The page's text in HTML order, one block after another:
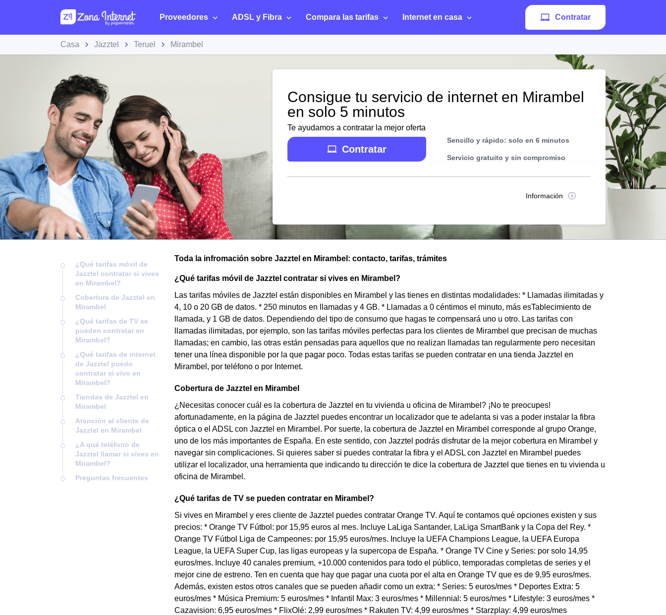
Proveedores ADSL y Fibra Compara las tarifas Internet en casa Contratar
Casa Jazztel Teruel Mirambel
Consigue tu servicio de internet en Mirambel
en solo 5 minutos
Te ayudamos a contratar la mejor oferta
Contratar
Sencillo y rápido: solo en 6 minutos
Servicio gratuito y sin compromiso
Información
¿Qué tarifas móvil de
Jazztel contratar si vives
en Mirambel?
Cobertura de Jazztel en
Mirambel
¿Qué tarifas de TV se
pueden contratar en
Mirambel?
¿Qué tarifas de internet
de Jazztel puedo
contratar si vivo en
Mirambel?
Tiendas de Jazztel en
Mirambel
Atención al cliente de
Jazztel en Mirambel
¿A qué teléfono de
Jazztel llamar si vives en
Mirambel?
Preguntas frecuentes
Toda la infromación sobre Jazztel en Mirambel: contacto, tarifas, trámites
¿Qué tarifas móvil de Jazztel contratar si vives en Mirambel?
Las tarifas móviles de Jazztel están disponibles en Mirambel y las tienes en distintas modalidades: * Llamadas ilimitadas y
4, 10 o 20 GB de datos. * 250 minutos en llamadas y 4 GB. * Llamadas a 0 céntimos el minuto, más esTablecimiento de
llamada, y 1 GB de datos. Dependiendo del tipo de consumo que hagas te compensará uno u otro. Las tarifas con
llamadas ilimitadas, por ejemplo, son las tarifas móviles perfectas para los clientes de Mirambel que precisan de muchas
llamadas; en cambio, las otras están pensadas para aquellos que no realizan llamadas tan regularmente pero necesitan
tener una línea disponible por la que pagar poco. Todas estas tarifas se pueden contratar en una tienda Jazztel en
Mirambel, por teléfono o por Internet.
Cobertura de Jazztel en Mirambel
¿Necesitas conocer cuál es la cobertura de Jazztel en tu vivienda u oficina de Mirambel? ¡No te preocupes!
afortunadamente, en la página de Jazztel puedes encontrar un localizador que te adelanta si vas a poder instalar la fibra
óptica o el ADSL con Jazztel en Mirambel. Por suerte, la cobertura de Jazztel en Mirambel corresponde al grupo Orange,
uno de los más importantes de España. En este sentido, con Jazztel podrás disfrutar de la mejor cobertura en Mirambel y
navegar sin complicaciones. Si quieres saber si puedes contratar la fibra y el ADSL con Jazztel en Mirambel puedes
utilizar el localizador, una herramienta que indicando tu dirección te dice la cobertura de Jazztel que tienes en tu vivienda u
oficina de Mirambel.
¿Qué tarifas de TV se pueden contratar en Mirambel?
Si vives en Mirambel y eres cliente de Jazztel puedes contratar Orange TV. Aquí te contamos qué opciones existen y sus
precios: * Orange TV Fútbol: por 15,95 euros al mes. Incluye LaLiga Santander, LaLiga SmartBank y la Copa del Rey. *
Orange TV Fútbol Liga de Campeones: por 15,95 euros/mes. Incluye la UEFA Champions League, la UEFA Europa
League, la UEFA Super Cup, las ligas europeas y la supercopa de España. * Orange TV Cine y Series: por solo 14,95
euros/mes. Incluye 40 canales premium, +10.000 contenidos para todo el público, temporadas completas de series y el
mejor cine de estreno. Ten en cuenta que hay que pagar una cuota por el alta en Orange TV que es de 9,95 euros/mes.
Además, existen estos otros canales que se pueden añadir como un extra: * Series: 5 euros/mes * Deportes Extra: 5
euros/mes * Música Premium: 5 euros/mes * Infantil Max: 3 euros/mes * Millennial: 5 euros/mes * Lifestyle: 3 euros/mes *
Cazavision: 6,95 euros/mes * FlixOlé: 2,99 euros/mes * Rakuten TV: 4,99 euros/mes * Starzplay: 4,99 euros/mes